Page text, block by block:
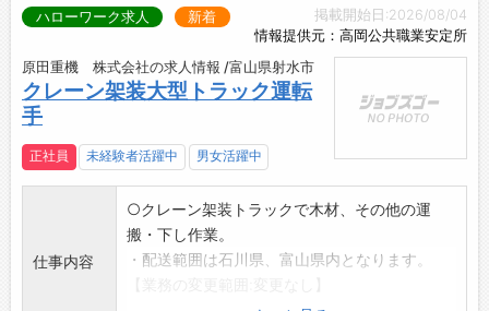
掲載開始日:2026/08/04
情報提供元：高岡公共職業安定所
ハローワーク求人 新着
原田重機 株式会社の求人情報 /富山県射水市
クレーン架装大型トラック運転
手
正社員 未経験者活躍中 男女活躍中
仕事内容
○クレーン架装トラックで木材、その他の運
搬・下し作業。
・配送範囲は石川県、富山県内となります。